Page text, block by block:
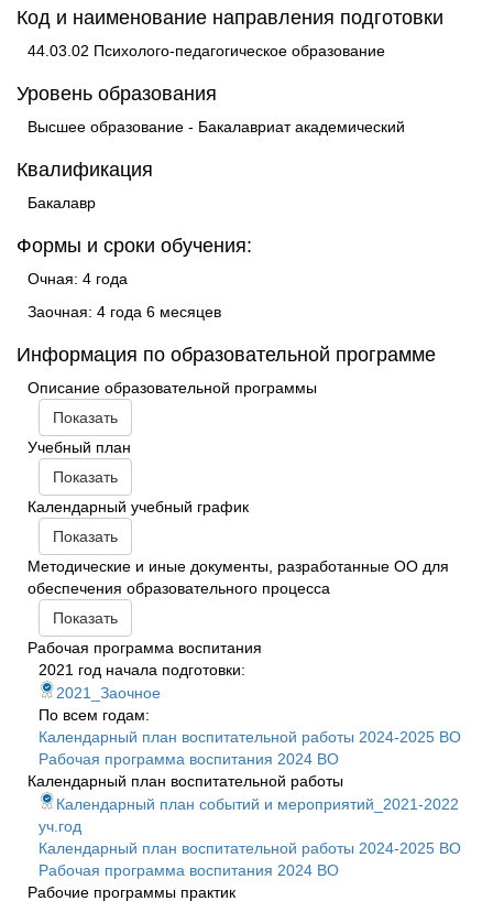
Код и наименование направления подготовки
44.03.02 Психолого-педагогическое образование
Уровень образования
Высшее образование - Бакалавриат академический
Квалификация
Бакалавр
Формы и сроки обучения:
Очная: 4 года
Заочная: 4 года 6 месяцев
Информация по образовательной программе
Описание образовательной программы
Показать
Учебный план
Показать
Календарный учебный график
Показать
Методические и иные документы, разработанные ОО для
обеспечения образовательного процесса
Показать
Рабочая программа воспитания
2021 год начала подготовки:
2021_Заочное
По всем годам:
Календарный план воспитательной работы 2024-2025 ВО
Рабочая программа воспитания 2024 ВО
Календарный план воспитательной работы
Календарный план событий и мероприятий_2021-2022
уч.год
Календарный план воспитательной работы 2024-2025 ВО
Рабочая программа воспитания 2024 ВО
Рабочие программы практик